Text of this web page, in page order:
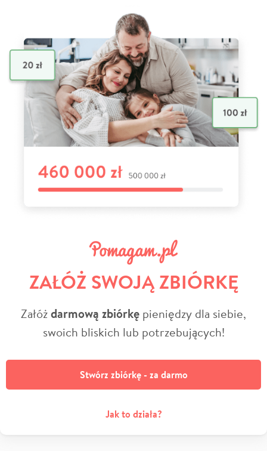
ZAŁÓŻ SWOJĄ ZBIÓRKĘ
Załóżdarmową zbiórkę pieniędzy dla siebie,
swoich bliskich lub potrzebujących!
Stwórz zbiórkę - za darmo
Jak to działa?